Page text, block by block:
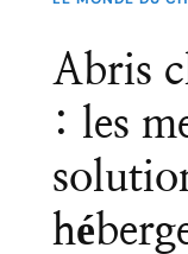
Abris
: les